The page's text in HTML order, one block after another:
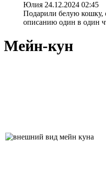
Юлия 24.12.2024 02:45
Подарили белую кошку,
описанию один в один
Мейн-кун